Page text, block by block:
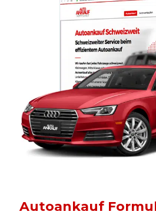
Autoankauf